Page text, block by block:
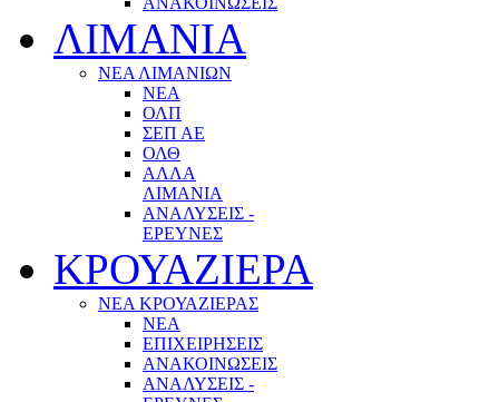
ΛΙΜΑΝΙΑ
ΝΕΑ ΛΙΜΑΝΙΩΝ
ΝΕΑ
ΟΛΠ
ΣΕΠ ΑΕ
ΟΛΘ
ΑΛΛΑ
ΛΙΜΑΝΙΑ
ΑΝΑΛΥΣΕΙΣ -
ΕΡΕΥΝΕΣ
ΚΡΟΥΑΖΙΕΡΑ
ΝΕΑ ΚΡΟΥΑΖΙΕΡΑΣ
NEA
ΕΠΙΧΕΙΡΗΣΕΙΣ
ΑΝΑΚΟΙΝΩΣΕΙΣ
ΑΝΑΛΥΣΕΙΣ -